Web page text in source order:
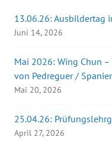
13.06.26: Ausbildertag
Juni 14, 2026
Mai 2026: Wing Chun
von Pedreguer /
Mai 20, 2026
25.04.26:
April 27, 2026